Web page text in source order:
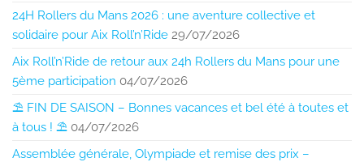
24H Rollers du Mans 2026 : une aventure collective et
solidaire pour Aix Roll’n’Ride 29/07/2026
Aix Roll’n’Ride de retour aux 24h Rollers du Mans pour une
5ème participation 04/07/2026
⛱️ FIN DE SAISON – Bonnes vacances et bel été à toutes et
à tous ! ⛱️ 04/07/2026
Assemblée générale, Olympiade et remise des prix –